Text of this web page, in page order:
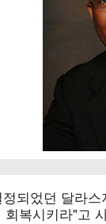
되었던 달라
복시키라"고